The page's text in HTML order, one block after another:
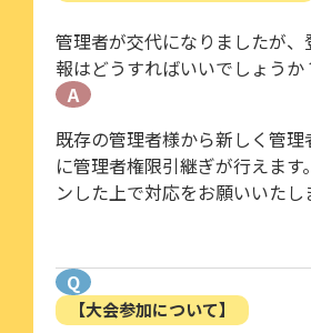
管理者が交代になりましたが、
報はどうすればいいでしょうか
A
既存の管理者様から新しく管
に管理者権限引継ぎが行えます
ンした上で対応をお願いいたし
Q
【大会参加について】